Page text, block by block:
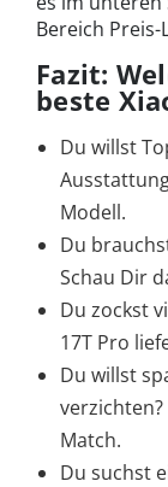
Bereich
Fazit:
beste
Du willst
Modell.
Du
Schau Dir
Du zockst
17T Pro
Du willst
Match.
Du suchst